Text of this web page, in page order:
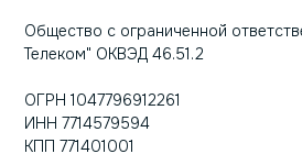
Общество с ограниченной
Телеком" ОКВЭД 46.51.2
ОГРН 1047796912261
ИНН 7714579594
КПП 771401001